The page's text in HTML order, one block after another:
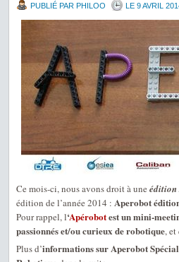
PUBLIÉ PAR PHILOO LE 9 AVRIL
Ce mois-ci, nous avons droit à une édition
édition de l’année 2014 : Aperobot
Pour rappel, l‘Apérobotest un mini-
passionnés et/ou curieux de robotique, et
Plus d’informations sur Aperobot